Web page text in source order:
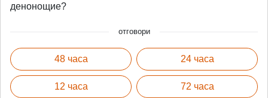
денонощие?
отговори
48 часа
12 часа
24 часа
72 часа